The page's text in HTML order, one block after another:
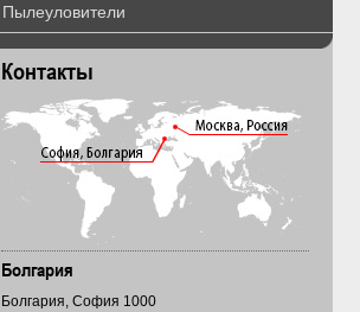
Пылеуловители
Контакты
Бoлгария
Болгария, София 1000